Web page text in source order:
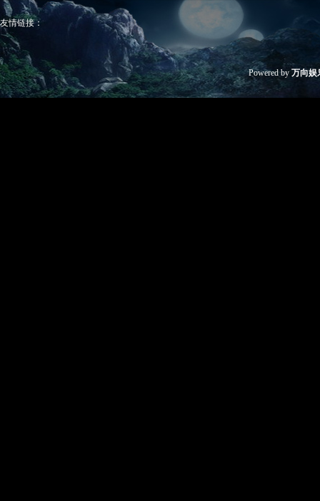
友情链接：
Powered by 万向娱